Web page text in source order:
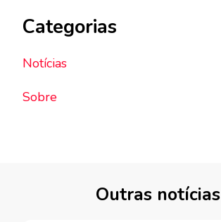
Categorias
Notícias
Sobre
Outras notícias